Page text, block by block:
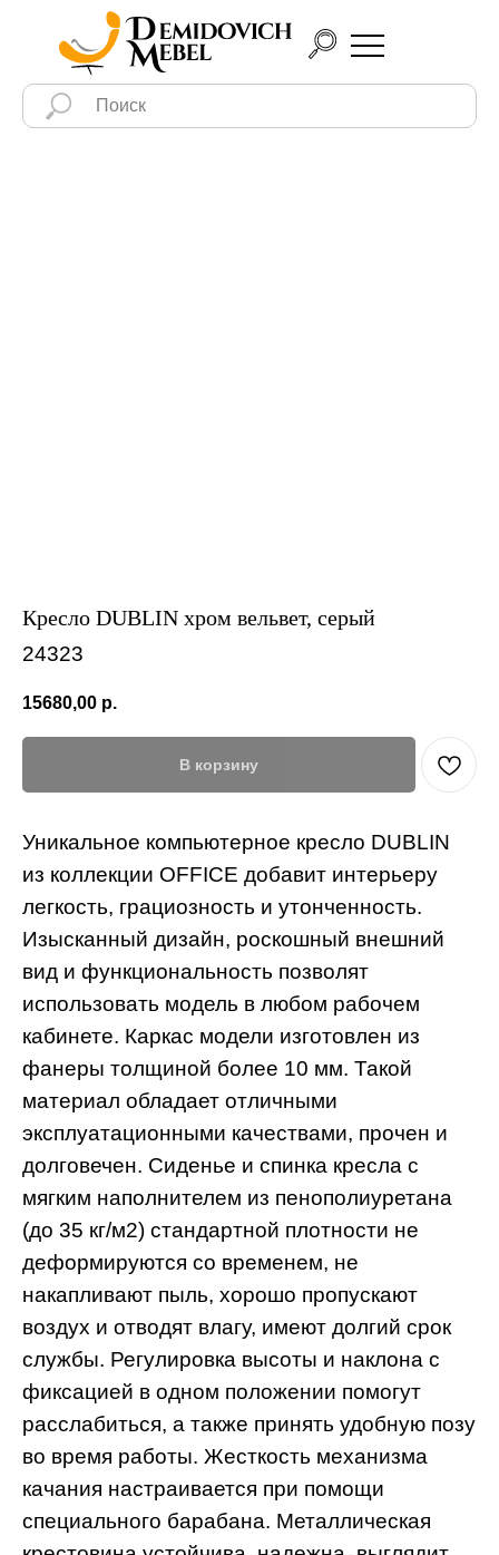
Кресло DUBLIN хром вельвет, серый
24323
15680,00 р.
В корзину
Уникальное компьютерное кресло DUBLIN
из коллекции OFFICE добавит интерьеру
легкость, грациозность и утонченность.
Изысканный дизайн, роскошный внешний
вид и функциональность позволят
использовать модель в любом рабочем
кабинете. Каркас модели изготовлен из
фанеры толщиной более 10 мм. Такой
материал обладает отличными
эксплуатационными качествами, прочен и
долговечен. Сиденье и спинка кресла с
мягким наполнителем из пенополиуретана
(до 35 кг/м2) стандартной плотности не
деформируются со временем, не
накапливают пыль, хорошо пропускают
воздух и отводят влагу, имеют долгий срок
службы. Регулировка высоты и наклона с
фиксацией в одном положении помогут
расслабиться, а также принять удобную позу
во время работы. Жесткость механизма
качания настраивается при помощи
специального барабана. Металлическая